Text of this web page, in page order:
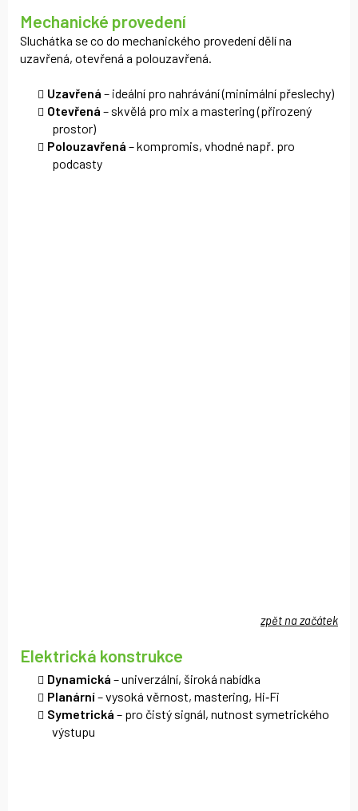
Mechanické provedení
Sluchátka se co do mechanického provedení dělí na
uzavřená, otevřená a polouzavřená.
Uzavřená – ideální pro nahrávání (minimální přeslechy)
Otevřená – skvělá pro mix a mastering (přirozený
prostor)
Polouzavřená – kompromis, vhodné např. pro
podcasty
zpět na začátek
Elektrická konstrukce
Dynamická – univerzální, široká nabídka
Planární– vysoká věrnost, mastering, Hi‑Fi
Symetrická – pro čistý signál, nutnost symetrického
výstupu